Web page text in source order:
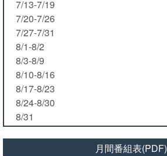
7/13-7/19
7/20-7/26
7/27-7/31
8/1-8/2
8/3-8/9
8/10-8/16
8/17-8/23
8/24-8/30
8/31
月間番組表(PDF)